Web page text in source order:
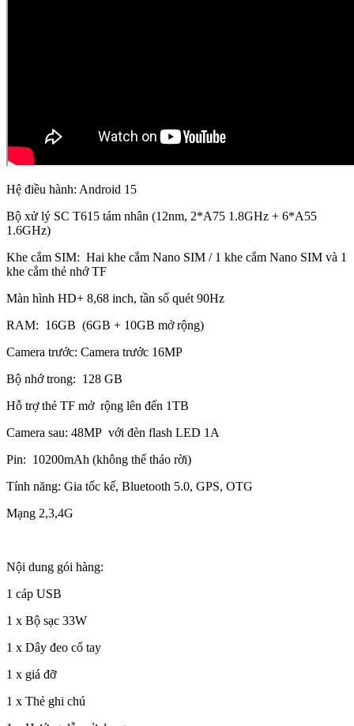
Hệ điều hành: Android 15
Bộ xử lý SC T615 tám nhân (12nm, 2*A75 1.8GHz + 6*A55
1.6GHz)
Khe cắm SIM: Hai khe cắm Nano SIM / 1 khe cắm Nano SIM và 1
khe cắm thẻ nhớ TF
Màn hình HD+ 8,68 inch, tần số quét 90Hz
RAM: 16GB (6GB + 10GB mở rộng)
Camera trước: Camera trước 16MP
Bộ nhớ trong: 128 GB
Hỗ trợ thẻ TF mở rộng lên đến 1TB
Camera sau: 48MP với đèn flash LED 1A
Pin: 10200mAh (không thể tháo rời)
Tính năng: Gia tốc kế, Bluetooth 5.0, GPS, OTG
Mạng 2,3,4G
Nội dung gói hàng:
1 cáp USB
1 x Bộ sạc 33W
1 x Dây đeo cổ tay
1 x giá đỡ
1 x Thẻ ghi chú